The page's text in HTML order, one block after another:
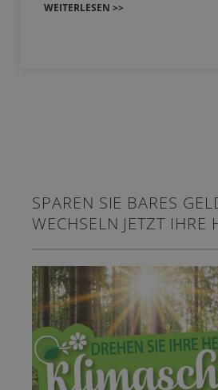
WEITERLESEN >>
SPAREN SIE BARES
WECHSELN JETZT IHRE